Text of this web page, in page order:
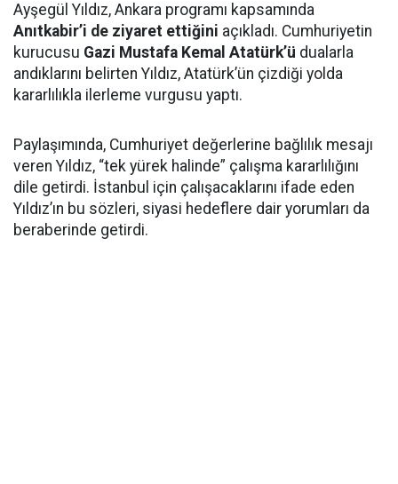
Ayşegül Yıldız, Ankara programı kapsamında
Anıtkabir’i de ziyaret ettiğini açıkladı. Cumhuriyetin
kurucusu Gazi Mustafa Kemal Atatürk’ü dualarla
andıklarını belirten Yıldız, Atatürk’ün çizdiği yolda
kararlılıkla ilerleme vurgusu yaptı.
Paylaşımında, Cumhuriyet değerlerine bağlılık mesajı
veren Yıldız, “tek yürek halinde” çalışma kararlılığını
dile getirdi. İstanbul için çalışacaklarını ifade eden
Yıldız’ın bu sözleri, siyasi hedeflere dair yorumları da
beraberinde getirdi.